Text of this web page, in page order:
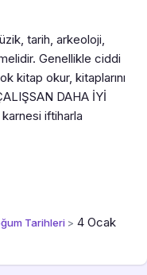
tarih, arkeoloji,
Genellikle ciddi
kitap okur, kitaplarını
DAHA İYİ
iftiharla
Tarihleri > 4 Ocak